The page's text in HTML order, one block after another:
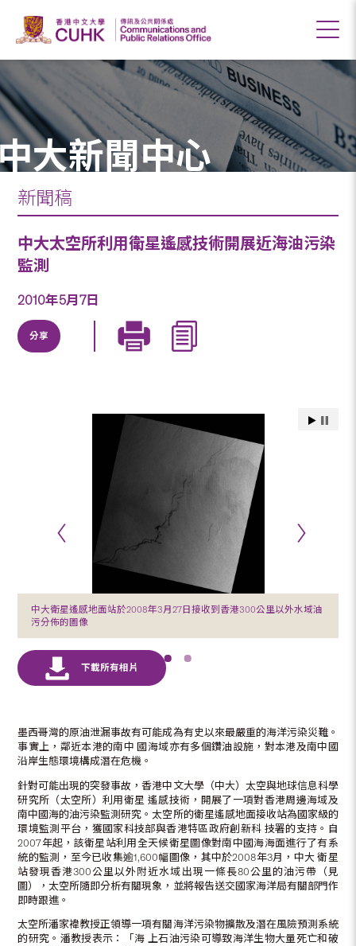
大新聞中心
新聞稿
中大太空所利用衛星遙感技術開展近海油污染
監測
2010年5月7日
分享
中大衛星遙感地面站於2008年3月27日接收到香港300公里以外水域油
污分佈的圖像
墨西哥灣的原油泄漏事故有可能成為有史以來最嚴重的海洋污染災難。
事實上，鄰近本港的南中 國海域亦有多個鑽油設施，對本港及南中國
沿岸生態環境構成潛在危機。
針對可能出現的突發事故，香港中文大學（中大）太空與地球信息科學
研究所（太空所）利用衛星 遙感技術，開展了一項對香港周邊海域及
南中國海的油污染監測研究。太空所的衛星遙感地面接收站為國家級的
環境監測平台，獲國家科技部與香港特區政府創新科 技署的支持。自
2007年起，該衛星站利用全天候衛星圖像對南中國海海面進行了有系
統的監測，至今已收集逾1,600幅圖像，其中於2008年3月，中大 衛星
站發現香港300公里以外附近水域出現一條長80公里的油污帶（見
圖），太空所隨即分析有關現象，並將報告送交國家海洋局有關部門作
即時跟進。
太空所潘家褘教授正領導一項有關海洋污染物擴散及潛在風險預測系統
的研究。潘教授表示：「海 上石油污染可導致海洋生物大量死亡和破